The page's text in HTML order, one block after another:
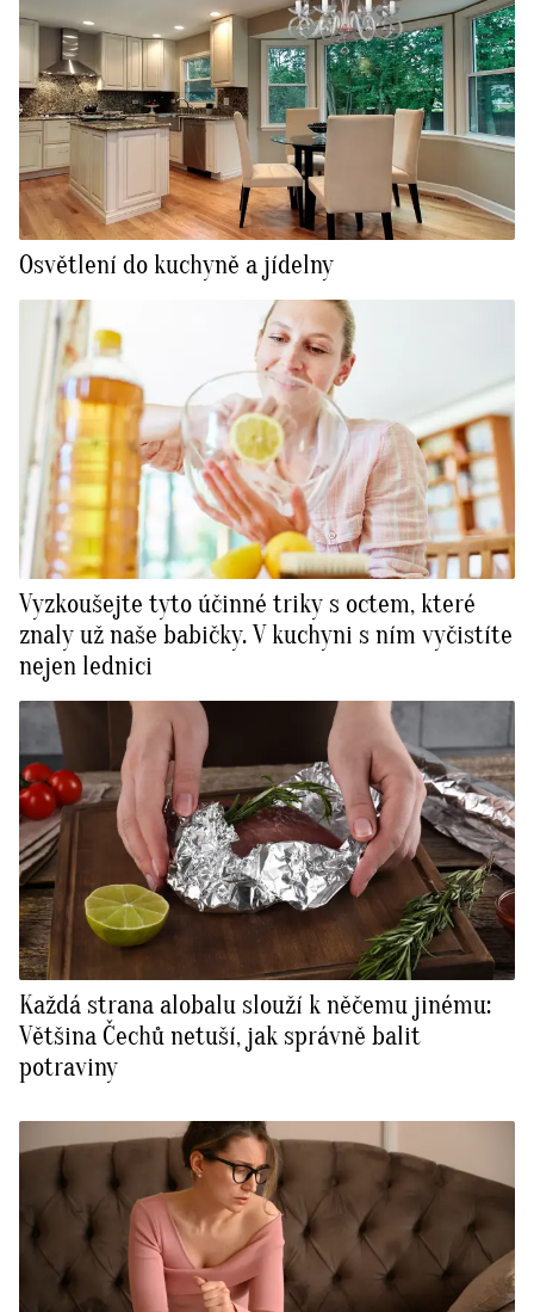
Osvětlení do kuchyně a jídelny
Vyzkoušejte tyto účinné triky s octem, které
znaly už naše babičky. V kuchyni s ním vyčistíte
nejen lednici
Každá strana alobalu slouží k něčemu jinému:
Většina Čechů netuší, jak správně balit
potraviny